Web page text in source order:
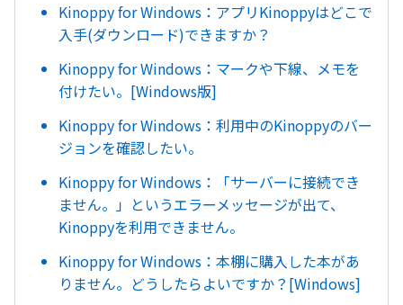
Kinoppy for Windows：アプリKinoppyはどこで
入手(ダウンロード)できますか？
Kinoppy for Windows：マークや下線、メモを
付けたい。[Windows版]
Kinoppy for Windows：利用中のKinoppyのバー
ジョンを確認したい。
Kinoppy for Windows：「サーバーに接続でき
ません。」というエラーメッセージが出て、
Kinoppyを利用できません。
Kinoppy for Windows：本棚に購入した本があ
りません。どうしたらよいですか？[Windows]